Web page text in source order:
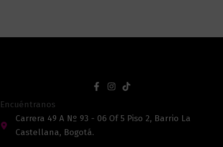
Encuéntranos
Carrera 49 A Nº 93 - 06 Of 5 Piso 2, Barrio La
Castellana, Bogotá.